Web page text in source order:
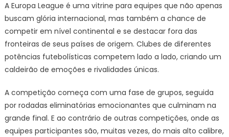
A Europa League é uma vitrine para equipes que não apenas
buscam glória internacional, mas também a chance de
competir em nível continental e se destacar fora das
fronteiras de seus países de origem. Clubes de diferentes
potências futebolísticas competem lado a lado, criando um
caldeirão de emoções e rivalidades únicas.
A competição começa com uma fase de grupos, seguida
por rodadas eliminatórias emocionantes que culminam na
grande final. E ao contrário de outras competições, onde as
equipes participantes são, muitas vezes, do mais alto calibre,